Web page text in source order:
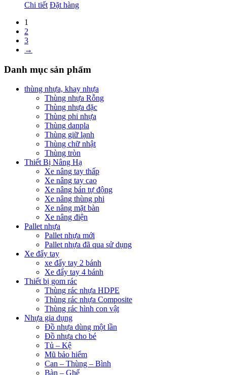
Chi tiết Đặt hàng
1
2
3
→
Danh mục sản phẩm
thùng nhựa, khay nhựa
Thùng nhựa Rỗng
Thùng nhựa đặc
Thùng phi nhựa
Thùng danpla
Thùng giữ lạnh
Thùng chữ nhật
Thùng tròn
Thiết Bị Nâng Hạ
Xe nâng tay thấp
Xe nâng tay cao
Xe nâng bán tự động
Xe nâng thùng phi
Xe nâng mặt bàn
Xe nâng điện
Pallet nhựa
Pallet nhựa mới
Pallet nhựa đã qua sử dụng
Xe đẩy tay
xe đẩy tay 2 bánh
Xe đẩy tay 4 bánh
Thiết bị gom rác
Thùng rác nhựa HDPE
Thùng rác nhựa Composite
Thùng rác hình con vật
Nhựa gia dụng
Đồ nhựa dùng một lần
Đồ nhựa cho bé
Tủ – Kệ
Mũ bảo hiểm
Can – Thùng – Bình
Bàn – Ghế